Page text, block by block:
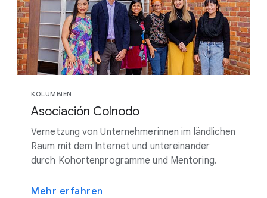
KOLUMBIEN
Asociación Colnodo
Vernetzung von Unternehmerinnen im ländlichen
Raum mit dem Internet und untereinander
durch Kohortenprogramme und Mentoring.
Mehr erfahren